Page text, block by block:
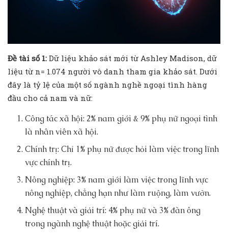
Đề tài số 1: Dữ liệu khảo sát mới từ Ashley Madison, dữ
liệu từ n= 1.074 người vô danh tham gia khảo sát. Dưới
đây là tỷ lệ của một số ngành nghề ngoại tình hàng
đầu cho cả nam và nữ:
Công tác xã hội: 2% nam giới & 9% phụ nữ ngoại tình
là nhân viên xã hội.
Chính trị: Chỉ 1% phụ nữ được hỏi làm việc trong lĩnh
vực chính trị.
Nông nghiệp: 3% nam giới làm việc trong lĩnh vực
nông nghiệp, chẳng hạn như làm ruộng, làm vườn.
Nghệ thuật và giải trí: 4% phụ nữ và 3% đàn ông
trong ngành nghệ thuật hoặc giải trí.